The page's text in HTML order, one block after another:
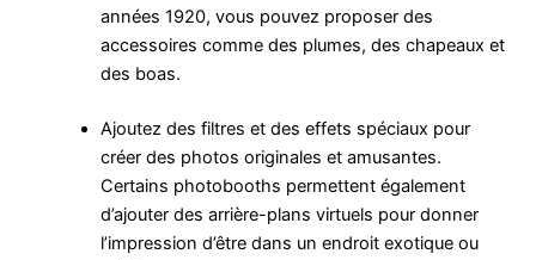
années 1920, vous pouvez proposer des
accessoires comme des plumes, des chapeaux et
des boas.
Ajoutez des filtres et des effets spéciaux pour
créer des photos originales et amusantes.
Certains photobooths permettent également
d’ajouter des arrière-plans virtuels pour donner
l’impression d’être dans un endroit exotique ou